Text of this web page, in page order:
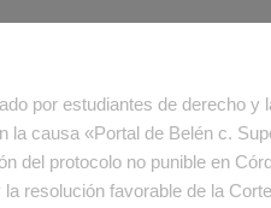
por estudiantes de derecho y
la causa «Portal de Belén c.
del protocolo no punible en
resolución favorable de la